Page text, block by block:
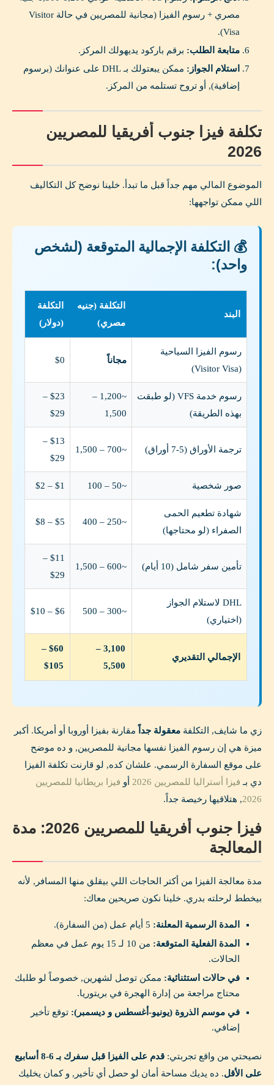
مصري + رسوم الفيزا (مجانية للمصريين في حالة Visitor
Visa).
متابعة الطلب: برقم باركود يديهولك المركز.
استلام الجواز:
ممكن يبعتولك بـ DHL على عنوانك (برسوم
إضافية), أو تروح تستلمه من المركز.
تكلفة فيزا جنوب أفريقيا للمصريين
2026
الموضوع المالي مهم جداً قبل ما تبدأ. خلينا نوضح كل التكاليف
اللي ممكن تواجهها:
💰 التكلفة الإجمالية المتوقعة (لشخص
واحد):
البند
التكلفة (جنيه
مصري)
التكلفة
(دولار)
رسوم الفيزا السياحية
(Visitor Visa)
مجاناً $0
رسوم خدمة VFS (لو طبقت
بهذه الطريقة)
~1,200 –
1,500
$23 –
$29
ترجمة الأوراق (5-7 أوراق) ~700 – 1,500
$13 –
$29
صور شخصية ~50 – 100
$1 – $2
شهادة تطعيم الحمى
الصفراء (لو محتاجها)
~250 – 400
$5 – $8
تأمين سفر شامل (10 أيام) ~600 – 1,500
$11 –
$29
DHL لاستلام الجواز
(اختياري)
~300 – 500
$6 – $10
الإجمالي التقديري
3,100 –
5,500
$60 –
$105
زي ما شايف, التكلفة معقولة جداً
مقارنة بفيزا أوروبا أو أمريكا. أكبر
ميزة هي إن رسوم الفيزا نفسها مجانية للمصريين, و ده موضح
على موقع السفارة الرسمي. علشان كده, لو قارنت تكلفة الفيزا
دي بـ فيزا أستراليا للمصريين 2026 أو فيزا بريطانيا للمصريين
2026, هتلاقيها رخيصة جداً.
فيزا جنوب أفريقيا للمصريين 2026: مدة
المعالجة
مدة معالجة الفيزا من أكتر الحاجات اللي بيقلق منها المسافر, لأنه
بيخطط لرحلته بدري. خلينا نكون صريحين معاك:
المدة الرسمية المعلنة:
المدة الفعلية المتوقعة:
من 10 لـ 15 يوم عمل في معظم
الحالات.
في حالات استثنائية: ممكن توصل لشهرين, خصوصاً لو طلبك
محتاج مراجعة من إدارة الهجرة في بريتوريا.
في موسم الذروة (يونيو-أغسطس و ديسمبر): توقع تأخير
إضافي.
نصيحتي من واقع تجربتي:
قدم على الفيزا قبل سفرك بـ 6-8 أسابيع
على الأقل. ده يديك مساحة أمان لو حصل أي تأخير, و كمان يخليك